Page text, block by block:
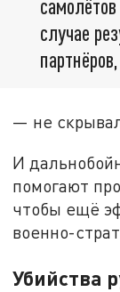
случае
партнёров,
— не
И
помогают
чтобы ещё
военно-
Убийства